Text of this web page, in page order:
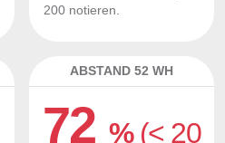
200 notieren.
ABSTAND 52 WH
72% (< 20